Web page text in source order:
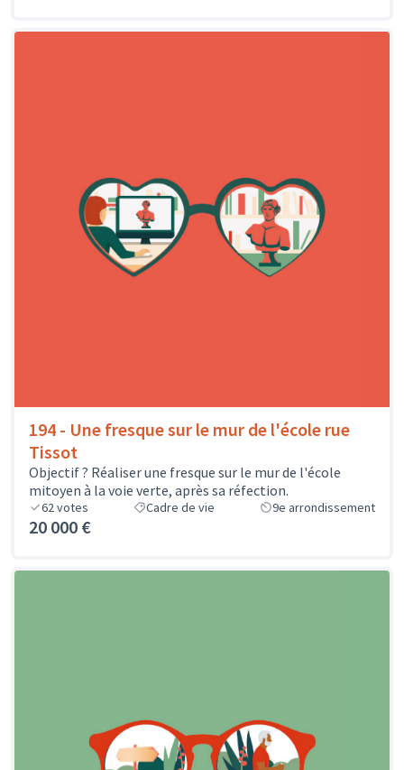
194 - Une fresque sur le mur de l'école rue
Tissot
Objectif ? Réaliser une fresque sur le mur de l'école
mitoyen à la voie verte, après sa réfection.
62votes Cadre de vie 9e arrondissement
20 000 €